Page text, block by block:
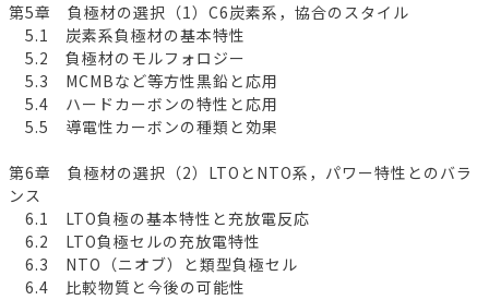
第5章 負極材の選択（1）C6炭素系，協合のスタイル
5.1 炭素系負極材の基本特性
5.2 負極材のモルフォロジー
5.3 MCMBなど等方性黒鉛と応用
5.4 ハードカーボンの特性と応用
5.5 導電性カーボンの種類と効果
第6章 負極材の選択（2）LTOとNTO系，パワー特性とのバラ
ンス
6.1 LTO負極の基本特性と充放電反応
6.2 LTO負極セルの充放電特性
6.3 NTO（ニオブ）と類型負極セル
6.4 比較物質と今後の可能性